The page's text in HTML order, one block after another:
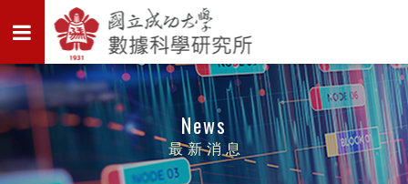
News
最新消息